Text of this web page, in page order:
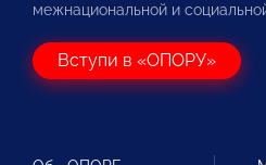
межнациональной и
Вступи в «ОПОРУ»